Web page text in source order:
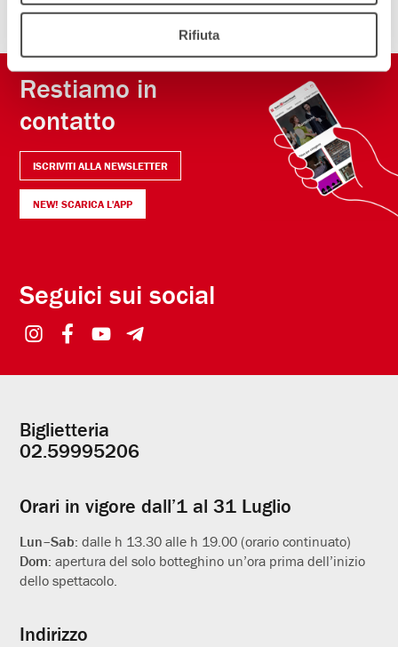
Rifiuta
Restiamo in
contatto
ISCRIVITI ALLA NEWSLETTER
NEW! SCARICA L'APP
Seguici sui social
Informazioni
utili
Biglietteria
02.59995206
Orari in vigore dall’1 al 31 Luglio
Lun–Sab:dalle h 13.30 alle h 19.00 (orario continuato)
Dom:apertura del solo botteghino un’ora prima dell’inizio
dello spettacolo.
Indirizzo